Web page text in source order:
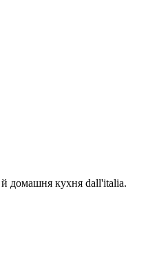
й домашня кухня dall'italia.